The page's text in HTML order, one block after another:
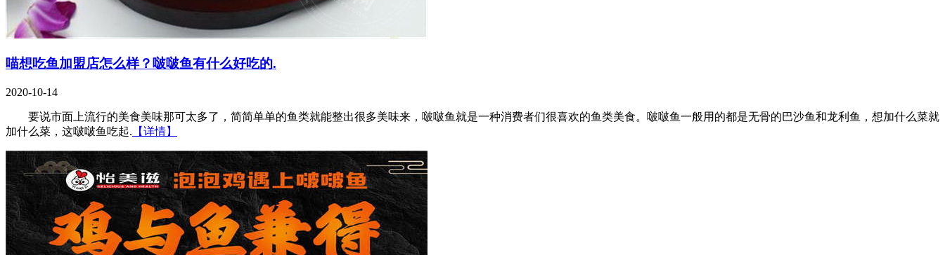
喵想吃鱼加盟店怎么样？啵啵鱼有什么好吃的.
2020-10-14
要说市面上流行的美食美味那可太多了，简简单单的鱼类就能整出很多美味来，啵啵鱼就是一种消费者们很喜欢的鱼类美食。啵啵鱼一般用的都是无骨的巴沙鱼和龙利鱼，想加什么菜就
加什么菜，这啵啵鱼吃起. 【详情】